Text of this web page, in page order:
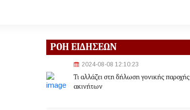
ΡΟΗ ΕΙΔΗΣΕΩΝ
2024-08-08 12:10:23
Τι αλλάζει στη δήλωση γονικής παροχής
ακινήτων